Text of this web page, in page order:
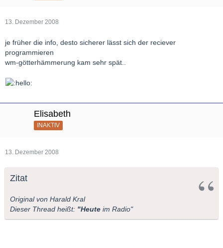
13. Dezember 2008
je früher die info, desto sicherer lässt sich der reciever
programmieren
wm-götterhämmerung kam sehr spät..
Elisabeth
INAKTIV
13. Dezember 2008
Zitat
Original von Harald Kral
Dieser Thread heißt: "Heute im Radio"